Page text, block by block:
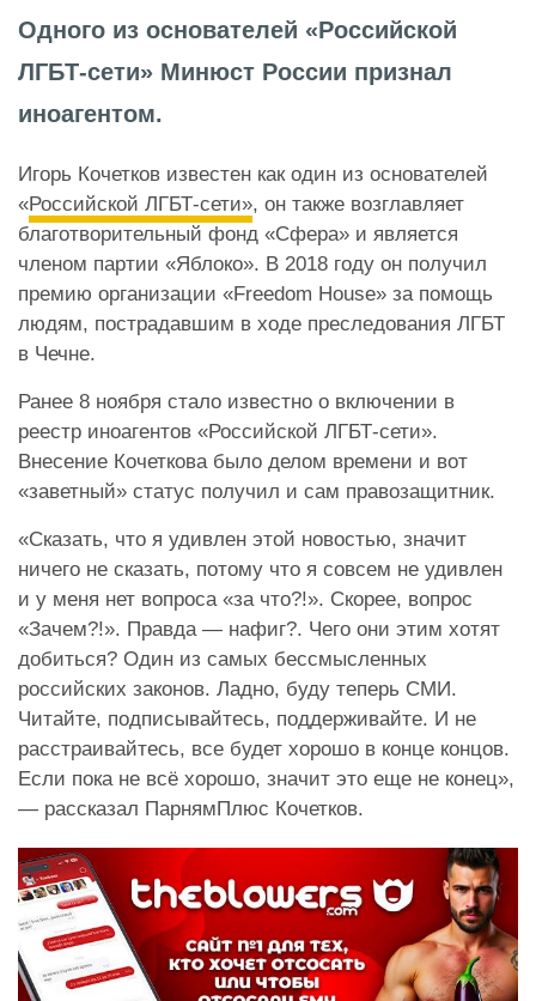
Одного из основателей «Российской
ЛГБТ-сети» Минюст России признал
иноагентом.
Игорь Кочетков известен как один из основателей
«Российской ЛГБТ-сети», он также возглавляет
благотворительный фонд «Сфера» и является
членом партии «Яблоко». В 2018 году он получил
премию организации «Freedom House» за помощь
людям, пострадавшим в ходе преследования ЛГБТ
в Чечне.
Ранее 8 ноября стало известно о включении в
реестр иноагентов «Российской ЛГБТ-сети».
Внесение Кочеткова было делом времени и вот
«заветный» статус получил и сам правозащитник.
«Сказать, что я удивлен этой новостью, значит
ничего не сказать, потому что я совсем не удивлен
и у меня нет вопроса «за что?!». Скорее, вопрос
«Зачем?!». Правда — нафиг?. Чего они этим хотят
добиться? Один из самых бессмысленных
российских законов. Ладно, буду теперь СМИ.
Читайте, подписывайтесь, поддерживайте. И не
расстраивайтесь, все будет хорошо в конце концов.
Если пока не всё хорошо, значит это еще не конец»,
— рассказал ПарнямПлюс Кочетков.